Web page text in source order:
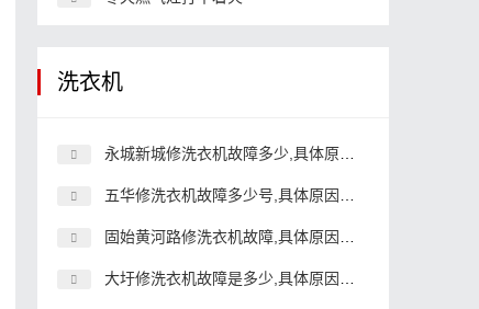
洗衣机
永城新城修洗衣机故障多少,具体原因和详细解决方法
五华修洗衣机故障多少号,具体原因和详细解决方法
固始黄河路修洗衣机故障,具体原因和详细解决方法
大圩修洗衣机故障是多少,具体原因和详细解决方法